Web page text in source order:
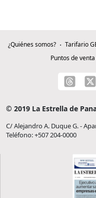
¿Quiénes somos? Tarifario
Puntos de venta
© 2019 La Estrella de
C/ Alejandro A. Duque G. -
Teléfono: +507 204-0000